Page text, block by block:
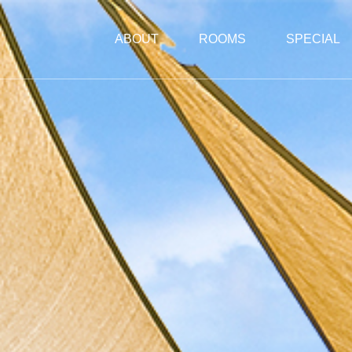
ABOUT ROOMS SPECIAL